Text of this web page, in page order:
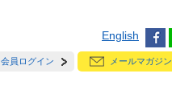
English
会員ログイン メールマガジ